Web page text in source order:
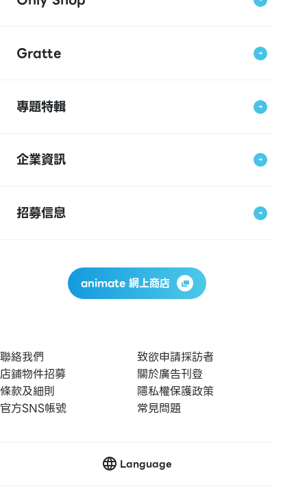
Gratte
專題特輯
企業資訊
招募信息
animate 網上商店
聯絡我們
致欲申請採訪者
店鋪物件招募
關於廣告刊登
條款及細則
隱私權保護政策
官方SNS帳號
常見問題
Language